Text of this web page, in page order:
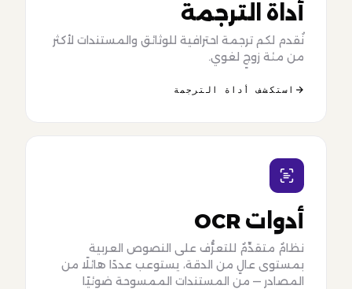
أداة الترجمة
نُقدم لكم ترجمة احترافية للوثائق والمستندات لأكثر
من مئة زوجٍ لغوي.
استكشف أداة الترجمة
أدوات OCR
نظامٌ متقدِّمٌ للتعرُّف على النصوص العربية
بمستوى عالٍ من الدقة، يستوعب عددًا هائلًا من
المصادر — من المستندات الممسوحة ضوئيًا